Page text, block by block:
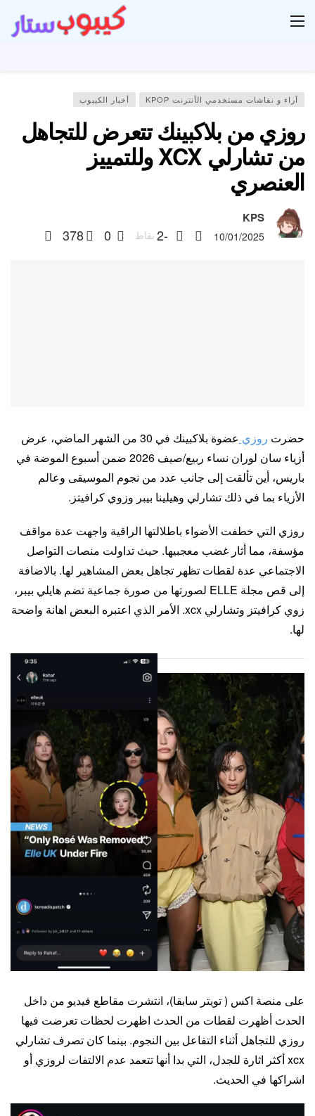
آراء و نقاشات مستخدمي الأنترنت KPOP أخبار الكيبوب
روزي من بلاكبينك تتعرض للتجاهل
من تشارلي XCX وللتمييز
العنصري
KPS
10/01/2025
-2 نقاط 0
378
حضرت روزي
عضوة بلاكبينك في 30 من الشهر الماضي، عرض
أزياء سان لوران نساء ربيع/صيف 2026 ضمن أسبوع الموضة في
باريس، أين تألقت إلى جانب عدد من نجوم الموسيقى وعالم
الأزياء بما في ذلك تشارلي وهيلينا بيبر وزوي كرافيتز.
روزي التي خطفت الأضواء باطلالتها الراقية واجهت عدة مواقف
مؤسفة، مما أثار غضب معجبيها. حيث تداولت منصات التواصل
الاجتماعي عدة لقطات تظهر تجاهل بعض المشاهير لها. بالاضافة
إلى قص مجلة ELLE لصورتها من صورة جماعية تضم هايلي بيبر،
زوي كرافيتز وتشارلي xcx. الأمر الذي اعتبره البعض اهانة واضحة
لها.
على منصة اكس ( تويتر سابقا)، انتشرت مقاطع فيديو من داخل
الحدث أظهرت لقطات من الحدث اظهرت لحظات تعرضت فيها
روزي للتجاهل أثناء التفاعل بين النجوم. بينما كان تصرف تشارلي
xcx أكثر اثارة للجدل، التي بدا أنها تتعمد عدم الالتفات لروزي أو
اشراكها في الحديث.